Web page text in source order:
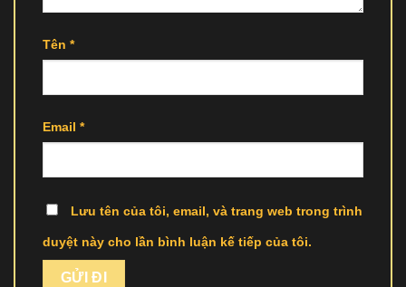
Tên *
Email *
Lưu tên của tôi, email, và trang web trong trình
duyệt này cho lần bình luận kế tiếp của tôi.